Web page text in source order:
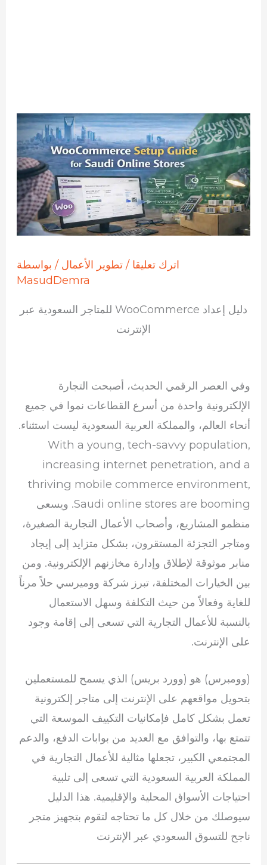
اترك تعليقا / تطوير الأعمال / بواسطة
MasudDemra
دليل إعداد WooCommerce للمتاجر السعودية عبر
الإنترنت
وفي العصر الرقمي الحديث، أصبحت التجارة
الإلكترونية واحدة من أسرع القطاعات نموا في جميع
أنحاء العالم، والمملكة العربية السعودية ليست استثناء.
With a young, tech-savvy population,
increasing internet penetration, and a
thriving mobile commerce environment,
Saudi online stores are booming. ويسعى
منظمو المشاريع، وأصحاب الأعمال التجارية الصغيرة،
ومتاجر التجزئة المستقرون، بشكل متزايد إلى إيجاد
منابر موثوقة لإطلاق وإدارة مخازنهم الإلكترونية. ومن
بين الخيارات المختلفة، تبرز شركة ووميرسي حلاً مرناً
للغاية وفعالاً من حيث التكلفة وسهل الاستعمال
بالنسبة للأعمال التجارية التي تسعى إلى إقامة وجود
على الإنترنت.
(وومبرس) هو (وورد بريس) الذي يسمح للمستعملين
بتحويل مواقعهم على الإنترنت إلى متاجر إلكترونية
تعمل بشكل كامل فإمكانيات التكييف الموسعة التي
تتمتع بها، والتوافق مع العديد من بوابات الدفع، والدعم
المجتمعي الكبير، تجعلها مثالية للأعمال التجارية في
المملكة العربية السعودية التي تسعى إلى تلبية
احتياجات الأسواق المحلية والإقليمية. هذا الدليل
سيوصلك من خلال كل ما تحتاجه لتقوم بتجهيز متجر
ناجح للتسوق السعودي عبر الإنترنت